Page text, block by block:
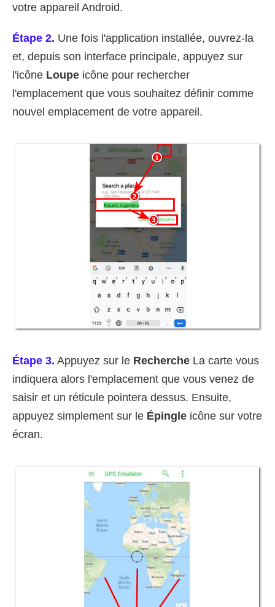
votre appareil Android.
Étape 2. Une fois l'application installée, ouvrez-la
et, depuis son interface principale, appuyez sur
l'icône Loupe icône pour rechercher
l'emplacement que vous souhaitez définir comme
nouvel emplacement de votre appareil.
Étape 3. Appuyez sur le Recherche La carte vous
indiquera alors l'emplacement que vous venez de
saisir et un réticule pointera dessus. Ensuite,
appuyez simplement sur le Épingle icône sur votre
écran.